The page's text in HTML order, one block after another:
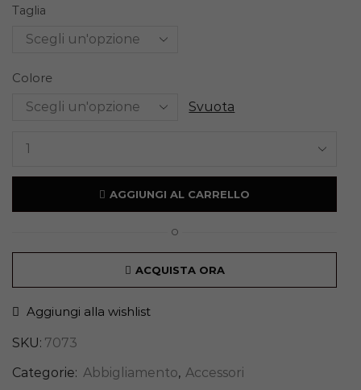
Taglia
Colore
Svuota
AGGIUNGI AL CARRELLO
O
ACQUISTA ORA
Aggiungi alla wishlist
SKU: 7073
Categorie: Abbigliamento, Accessori